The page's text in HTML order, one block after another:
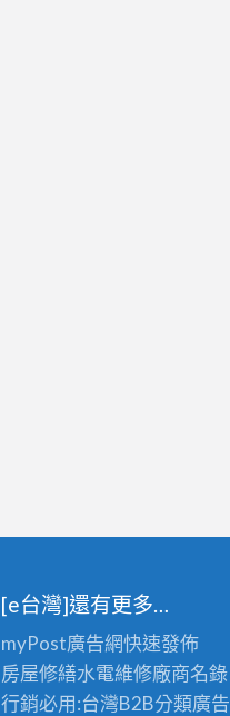
[e台灣]還有更多…
myPost廣告網快速發佈
房屋修繕水電維修廠商名錄
行銷必用:台灣B2B分類廣告